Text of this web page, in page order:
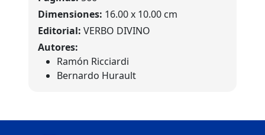
Dimensiones: 16.00 x 10.00 cm
Editorial: VERBO DIVINO
Autores:
Ramón Ricciardi
Bernardo Hurault